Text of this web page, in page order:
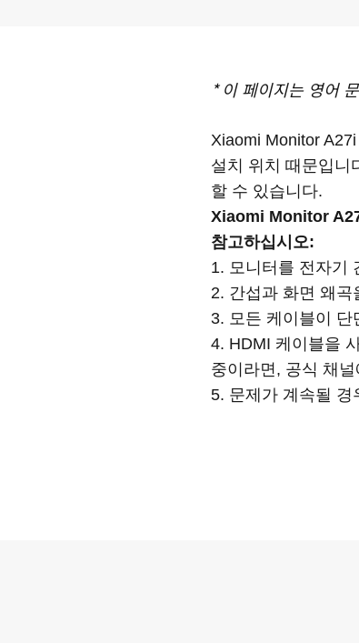
* 이 페이지는 영어
Xiaomi Monitor
설치 위치 때문입니
할 수 있습니다.
Xiaomi Monitor
참고하십시오:
1. 모니터를 전자기
2. 간섭과 화면 왜
3. 모든 케이블이
4. HDMI 케이블을
중이라면, 공식 채
5. 문제가 계속될 경